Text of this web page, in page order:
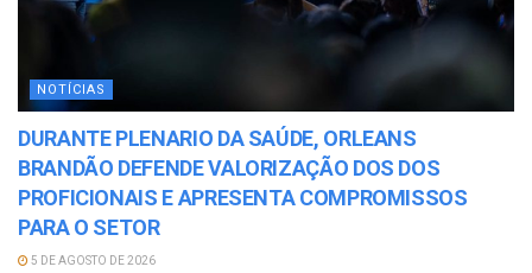
NOTÍCIAS
DURANTE PLENARIO DA SAÚDE, ORLEANS
BRANDÃO DEFENDE VALORIZAÇÃO DOS DOS
PROFICIONAIS E APRESENTA COMPROMISSOS
PARA O SETOR
5 DE AGOSTO DE 2026